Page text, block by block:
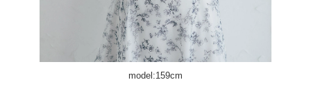
model:159cm